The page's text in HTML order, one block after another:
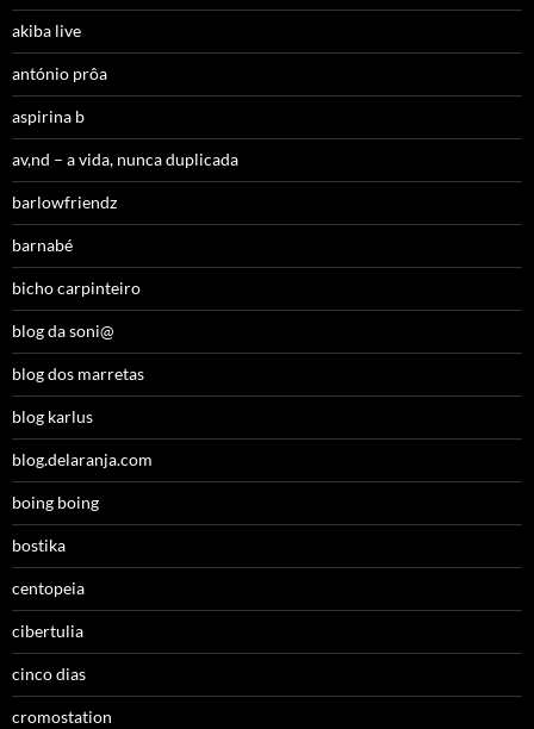
akiba live
antónio prôa
aspirina b
av,nd – a vida, nunca duplicada
barlowfriendz
barnabé
bicho carpinteiro
blog da soni@
blog dos marretas
blog karlus
blog.delaranja.com
boing boing
bostika
centopeia
cibertulia
cinco dias
cromostation